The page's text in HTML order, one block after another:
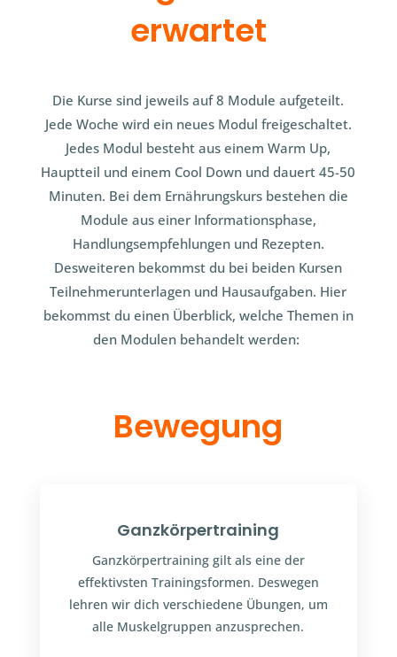
erwartet
Die Kurse sind jeweils auf 8 Module aufgeteilt.
Jede Woche wird ein neues Modul freigeschaltet.
Jedes Modul besteht aus einem Warm Up,
Hauptteil und einem Cool Down und dauert 45-50
Minuten. Bei dem Ernährungskurs bestehen die
Module aus einer Informationsphase,
Handlungsempfehlungen und Rezepten.
Desweiteren bekommst du bei beiden Kursen
Teilnehmerunterlagen und Hausaufgaben. Hier
bekommst du einen Überblick, welche Themen in
den Modulen behandelt werden:
Bewegung
Ganzkörpertraining
Ganzkörpertraininggilt als eine der
effektivsten Trainingsformen. Deswegen
lehren wir dich verschiedene Übungen, um
alle Muskelgruppen anzusprechen.